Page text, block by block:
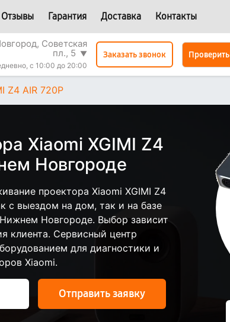
Отзывы Гарантия Доставка Контакты
Советская
пл., 5 ▼
с 10:00 до 20:00
Заказать звонок Проверить
Z4 AIR 720P
Xiaomi XGIMI Z4
Новгороде
проектора Xiaomi XGIMI Z4
с выездом на дом, так и на базе
Новгороде. Выбор зависит
клиента. Сервисный центр
для диагностики и
Xiaomi.
Отправить заявку